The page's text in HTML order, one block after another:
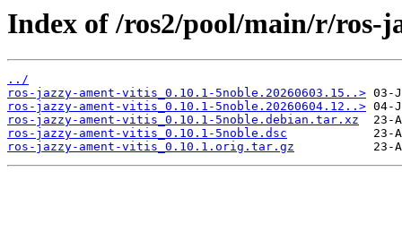
Index of /ros2/pool/main/r/ros-
../
ros-jazzy-ament-vitis_0.10.1-5noble.20260603.15..>
ros-jazzy-ament-vitis_0.10.1-5noble.20260604.12..>
ros-jazzy-ament-vitis_0.10.1-5noble.debian.tar.xz
ros-jazzy-ament-vitis_0.10.1-5noble.dsc
ros-jazzy-ament-vitis_0.10.1.orig.tar.gz